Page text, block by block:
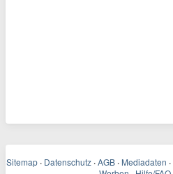
Sitemap · Datenschutz · AGB · Mediadaten ·